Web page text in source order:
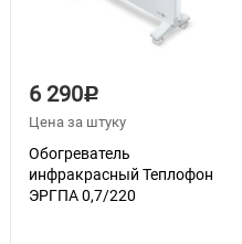
6 290Р
Цена за штуку
Обогреватель
инфракрасный Теплофон
ЭРГПА 0,7/220